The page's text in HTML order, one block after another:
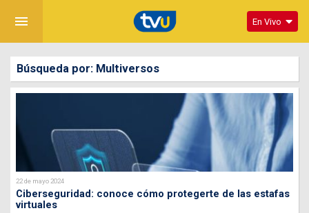
menu En Vivo
Búsqueda por: Multiversos
22 de mayo 2024
Ciberseguridad: conoce cómo protegerte de las estafas
virtuales